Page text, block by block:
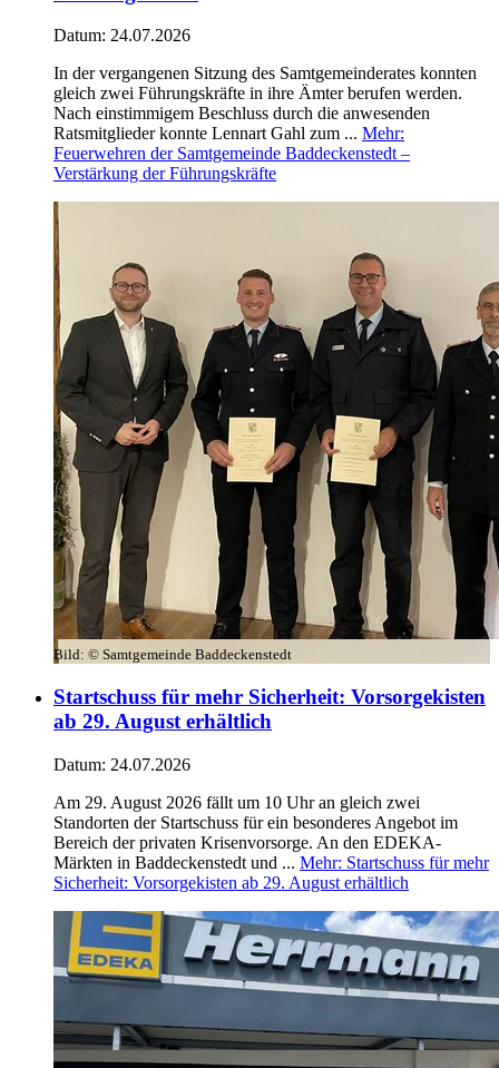
Datum: 24.07.2026
In der vergangenen Sitzung des Samtgemeinderates konnten
gleich zwei Führungskräfte in ihre Ämter berufen werden.
Nach einstimmigem Beschluss durch die anwesenden
Ratsmitglieder konnte Lennart Gahl zum ... Mehr:
Feuerwehren der Samtgemeinde Baddeckenstedt –
Verstärkung der Führungskräfte
Bild: © Samtgemeinde Baddeckenstedt
Startschuss für mehr Sicherheit: Vorsorgekisten
ab 29. August erhältlich
Datum: 24.07.2026
Am 29. August 2026 fällt um 10 Uhr an gleich zwei
Standorten der Startschuss für ein besonderes Angebot im
Bereich der privaten Krisenvorsorge. An den EDEKA-
Märkten in Baddeckenstedt und ... Mehr: Startschuss für mehr
Sicherheit: Vorsorgekisten ab 29. August erhältlich